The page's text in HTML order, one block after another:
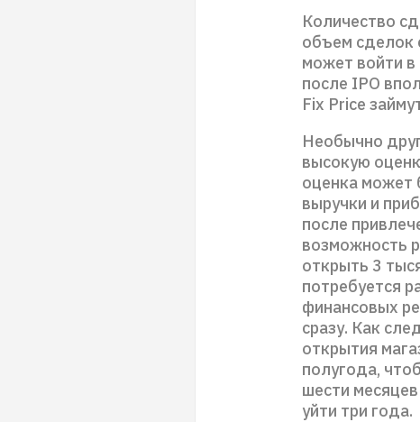
Количество
объем сделок
может войти
после IPO
Fix Price
Необычно
высокую
оценка может
выручки и
после
возможность
открыть 3
потребуется
финансовых
сразу. Как
открытия
полугода,
шести
уйти три года.